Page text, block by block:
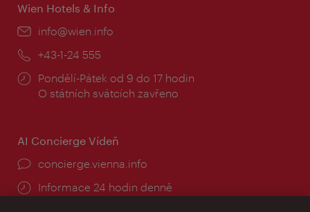
Wien Hotels & Info
E-
info@wien.info
Telefon:
+43-1-24 555
Provozní
doba:
Pondělí-Pátek od 9 do 17 hodin
O státních svátcích zavřeno
AI Concierge Vídeň
concierge.vienna.info
Informace 24 hodin denně